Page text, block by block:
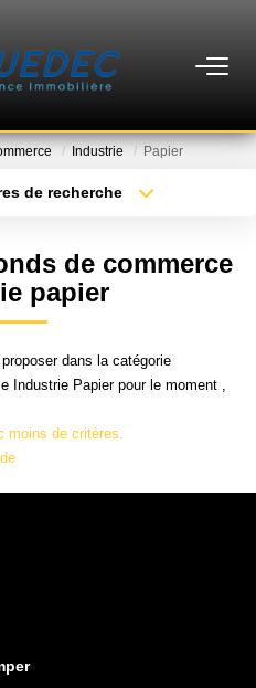
VENTE
Nous
Industrie Papier
de recherche
Surface min
de commerce
papier
dans la catégorie
Industrie Papier pour le moment ,
moins de critères.